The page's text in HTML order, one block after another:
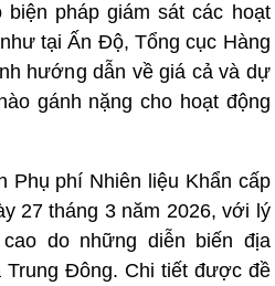
pháp giám sát các hoạt
tại Ấn Độ, Tổng cục Hàng
hướng dẫn về giá cả và dự
gánh nặng cho hoạt động
Phụ phí Nhiên liệu Khẩn cấp
27 tháng 3 năm 2026, với lý
do những diễn biến địa
Đông. Chi tiết được đề